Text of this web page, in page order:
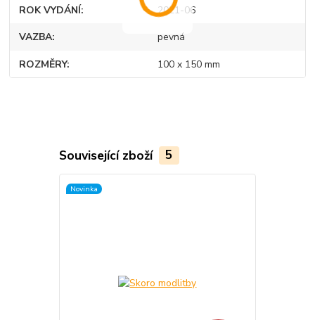
ROK VYDÁNÍ 2021-06
VAZBA pevná
ROZMĚRY 100 x 150 mm
Související zboží 5
Novinka